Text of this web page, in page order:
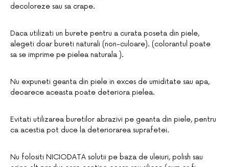
decoloreze sau sa crape.
Daca utilizati un burete pentru a curata poseta din piele,
alegeti doar bureti naturali (non-culoare). (colorantul poate
sa se imprime pe pielea naturala ).
Nu expuneti geanta din piele in exces de umiditate sau apa,
deoarece aceasta poate deteriora pielea.
Evitati utilizarea buretilor abrazivi pe geanta din piele, pentru
ca acestia pot duce la deteriorarea suprafetei.
Nu folositi NICIODATA solutii pe baza de uleiuri, polish sau